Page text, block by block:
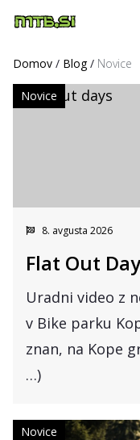
Domov / Blog/ Novice
8. avgusta 2026
Flat Out
Uradni video z
v Bike parku
znan, na Kope
…)
Novice
Novice